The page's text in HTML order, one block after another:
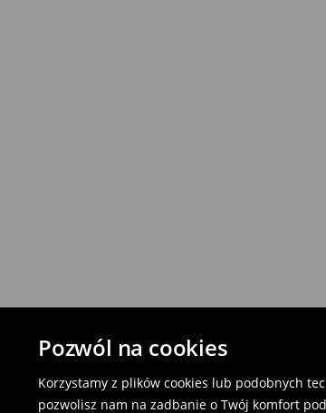
Pozwól na cookies
Korzystamy z plików cookies lub podobnych
pozwolisz nam na zadbanie o Twój komfort